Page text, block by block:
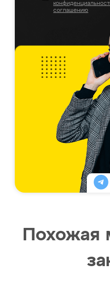
соглашению
Похожая